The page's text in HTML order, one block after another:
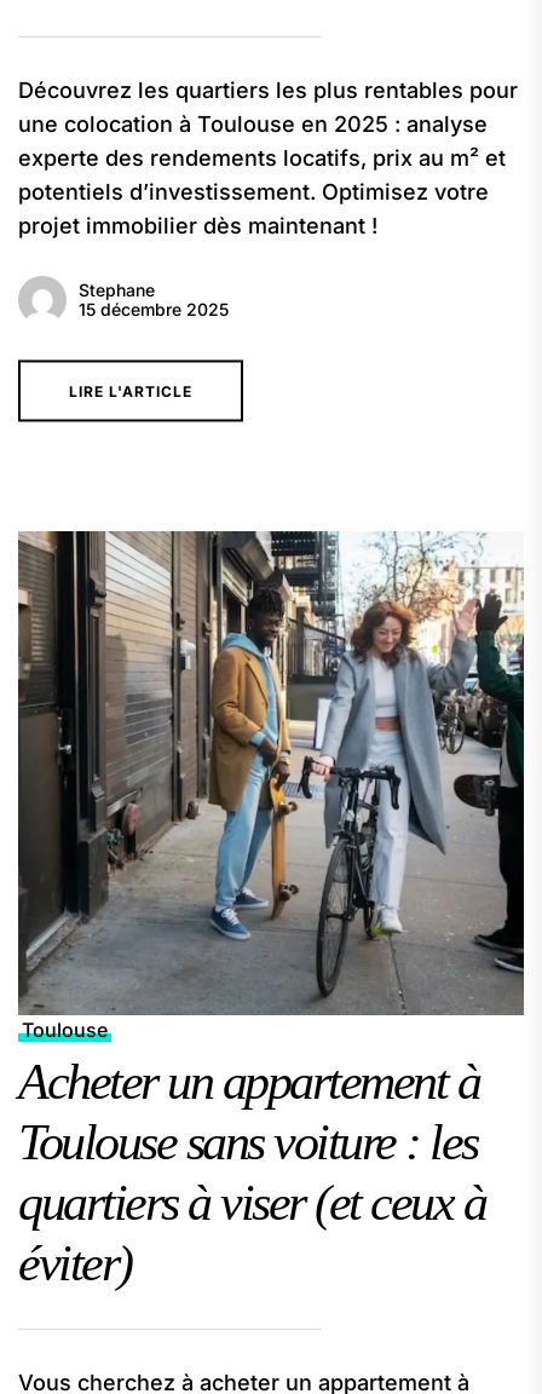
Découvrez les quartiers les plus rentables pour
une colocation à Toulouse en 2025 : analyse
experte des rendements locatifs, prix au m² et
potentiels d’investissement. Optimisez votre
projet immobilier dès maintenant !
Stephane
15 décembre 2025
LIRE L'ARTICLE
Toulouse
Acheter un appartement à
Toulouse sans voiture : les
quartiers à viser (et ceux à
éviter)
Vous cherchez à acheter un appartement à